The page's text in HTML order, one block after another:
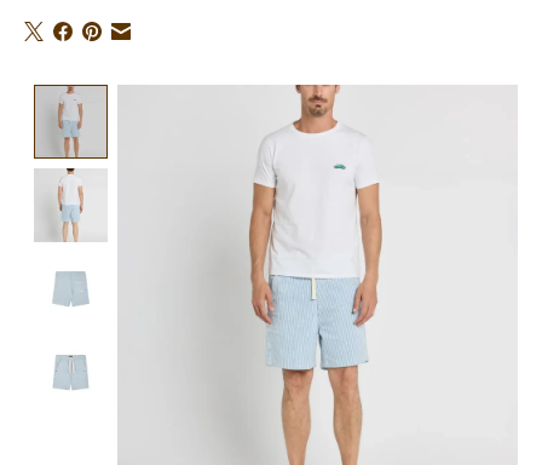
Product image slideshow Items